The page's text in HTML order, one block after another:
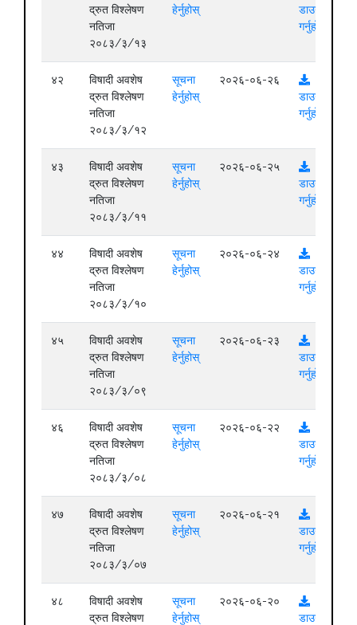
द्रुत विश्लेषण
नतिजा
२०८३/३/१३
हेर्नुहोस्
डाउनलोड
गर्नुहोस्
४२
विषादी अवशेष
द्रुत विश्लेषण
नतिजा
२०८३/३/१२
सूचना
हेर्नुहोस्
२०२६-०६-२६
डाउनलोड
गर्नुहोस्
४३
विषादी अवशेष
द्रुत विश्लेषण
नतिजा
२०८३/३/११
सूचना
हेर्नुहोस्
२०२६-०६-२५
डाउनलोड
गर्नुहोस्
४४
विषादी अवशेष
द्रुत विश्लेषण
नतिजा
२०८३/३/१०
सूचना
हेर्नुहोस्
२०२६-०६-२४
डाउनलोड
गर्नुहोस्
४५
विषादी अवशेष
द्रुत विश्लेषण
नतिजा
२०८३/३/०९
सूचना
हेर्नुहोस्
२०२६-०६-२३
डाउनलोड
गर्नुहोस्
४६
विषादी अवशेष
द्रुत विश्लेषण
नतिजा
२०८३/३/०८
सूचना
हेर्नुहोस्
२०२६-०६-२२
डाउनलोड
गर्नुहोस्
४७
विषादी अवशेष
द्रुत विश्लेषण
नतिजा
२०८३/३/०७
सूचना
हेर्नुहोस्
२०२६-०६-२१
डाउनलोड
गर्नुहोस्
४८
विषादी अवशेष
द्रुत विश्लेषण
सूचना
हेर्नुहोस्
२०२६-०६-२०
डाउनलोड